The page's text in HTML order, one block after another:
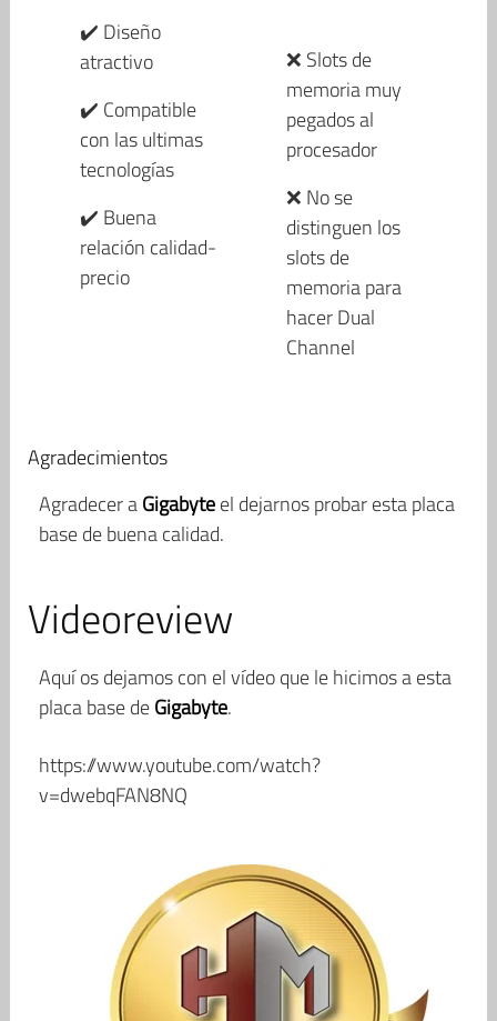
✔️ Diseño
atractivo
✔️ Compatible
con las ultimas
tecnologías
✔️ Buena
relación calidad-
precio
❌ Slots de
memoria muy
pegados al
procesador
❌ No se
distinguen los
slots de
memoria para
hacer Dual
Channel
Agradecimientos
Agradecer aGigabyteel dejarnos probar esta placa
base de buena calidad.
Videoreview
Aquí os dejamos con el vídeo que le hicimos a esta
placa base deGigabyte.
https://www.youtube.com/watch?
v=dwebqFAN8NQ